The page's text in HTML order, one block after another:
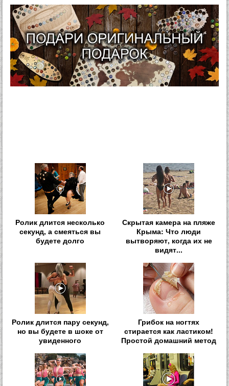
Ролик длится несколько
секунд, а смеяться вы
будете долго
Скрытая камера на пляже
Крыма: Что люди
вытворяют, когда их не
видят...
Ролик длится пару секунд,
но вы будете в шоке от
увиденного
Грибок на ногтях
стирается как ластиком!
Простой домашний метод